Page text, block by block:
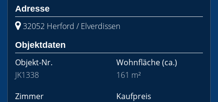
Adresse
32052 Herford / Elverdissen
Objektdaten
Objekt-Nr.
JK1338
Wohnfläche(ca.)
161 m²
Zimmer
Kaufpreis